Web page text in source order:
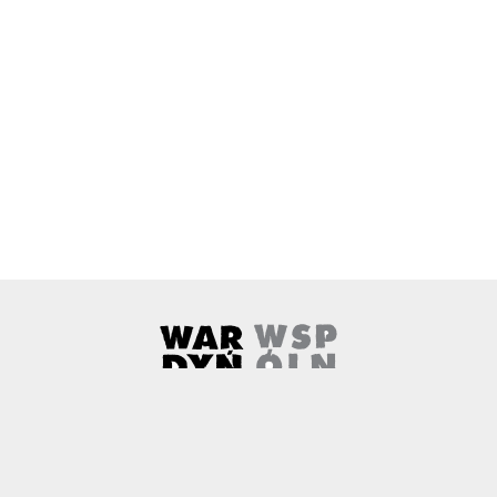
Wardyński i Wspólnicy